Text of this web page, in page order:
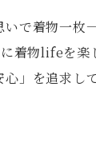
で着物一枚
着物lifeを楽
」を追求し